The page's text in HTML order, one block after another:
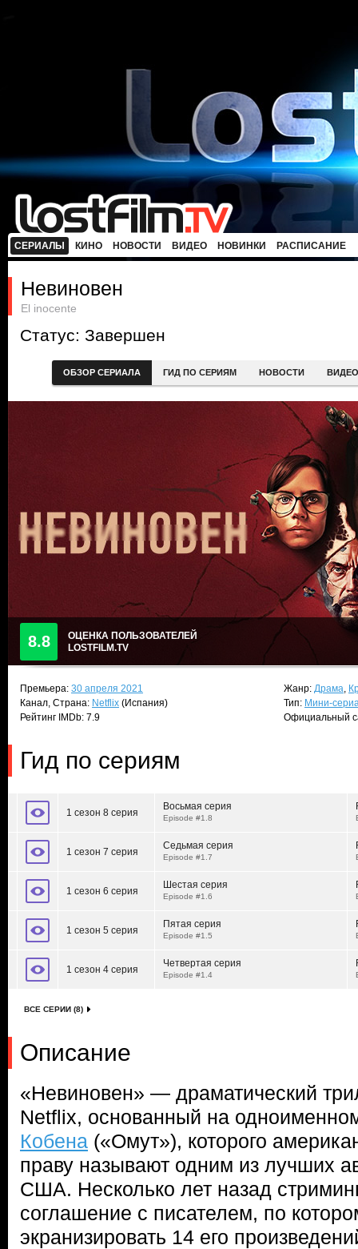
СЕРИАЛЫ КИНО НОВОСТИ ВИДЕО НОВИНКИ РАСПИСАНИЕ
Невиновен
El inocente
Статус: Завершен
ОБЗОР СЕРИАЛА ГИД ПО СЕРИЯМ НОВОСТИ ВИДЕО
8.8
ОЦЕНКА ПОЛЬЗОВАТЕЛЕЙ
LOSTFILM.TV
Премьера: 30 апреля 2021
Канал, Страна: Netflix (Испания)
Рейтинг IMDb: 7.9
Жанр: Драма,
Тип: Мини-
Официальный
Гид по сериям
1 сезон 8 серия
Восьмая серия
Episode #1.8
1 сезон 7 серия
Седьмая серия
Episode #1.7
1 сезон 6 серия
Шестая серия
Episode #1.6
1 сезон 5 серия
Пятая серия
Episode #1.5
1 сезон 4 серия
Четвертая серия
Episode #1.4
ВСЕ СЕРИИ (8)
Описание
«Невиновен» — драматический
Netflix, основанный на
Кобена («Омут»), которого
праву называют одним из лучших
США. Несколько лет назад
соглашение с писателем, по
экранизировать 14 его